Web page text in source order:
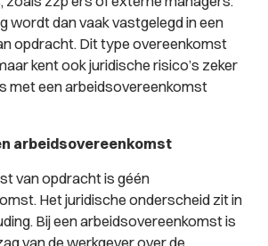
wordt dan vaak vastgelegd in een
opdracht. Dit type overeenkomst
kent ook juridische risico’s zeker
met een arbeidsovereenkomst
arbeidsovereenkomst
van opdracht is géén
Het juridische onderscheid zit in
Bij een arbeidsovereenkomst is